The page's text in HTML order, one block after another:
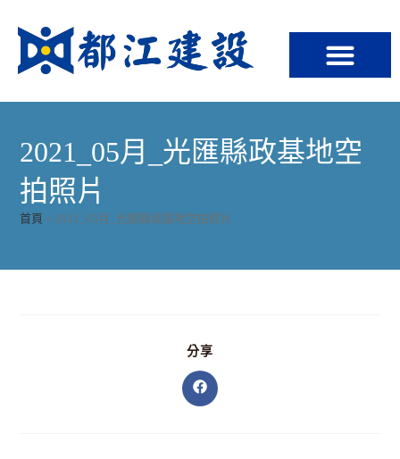
2021_05月_光匯縣政基地空
拍照片
首頁 » 2021_05月_光匯縣政基地空拍照片
分享